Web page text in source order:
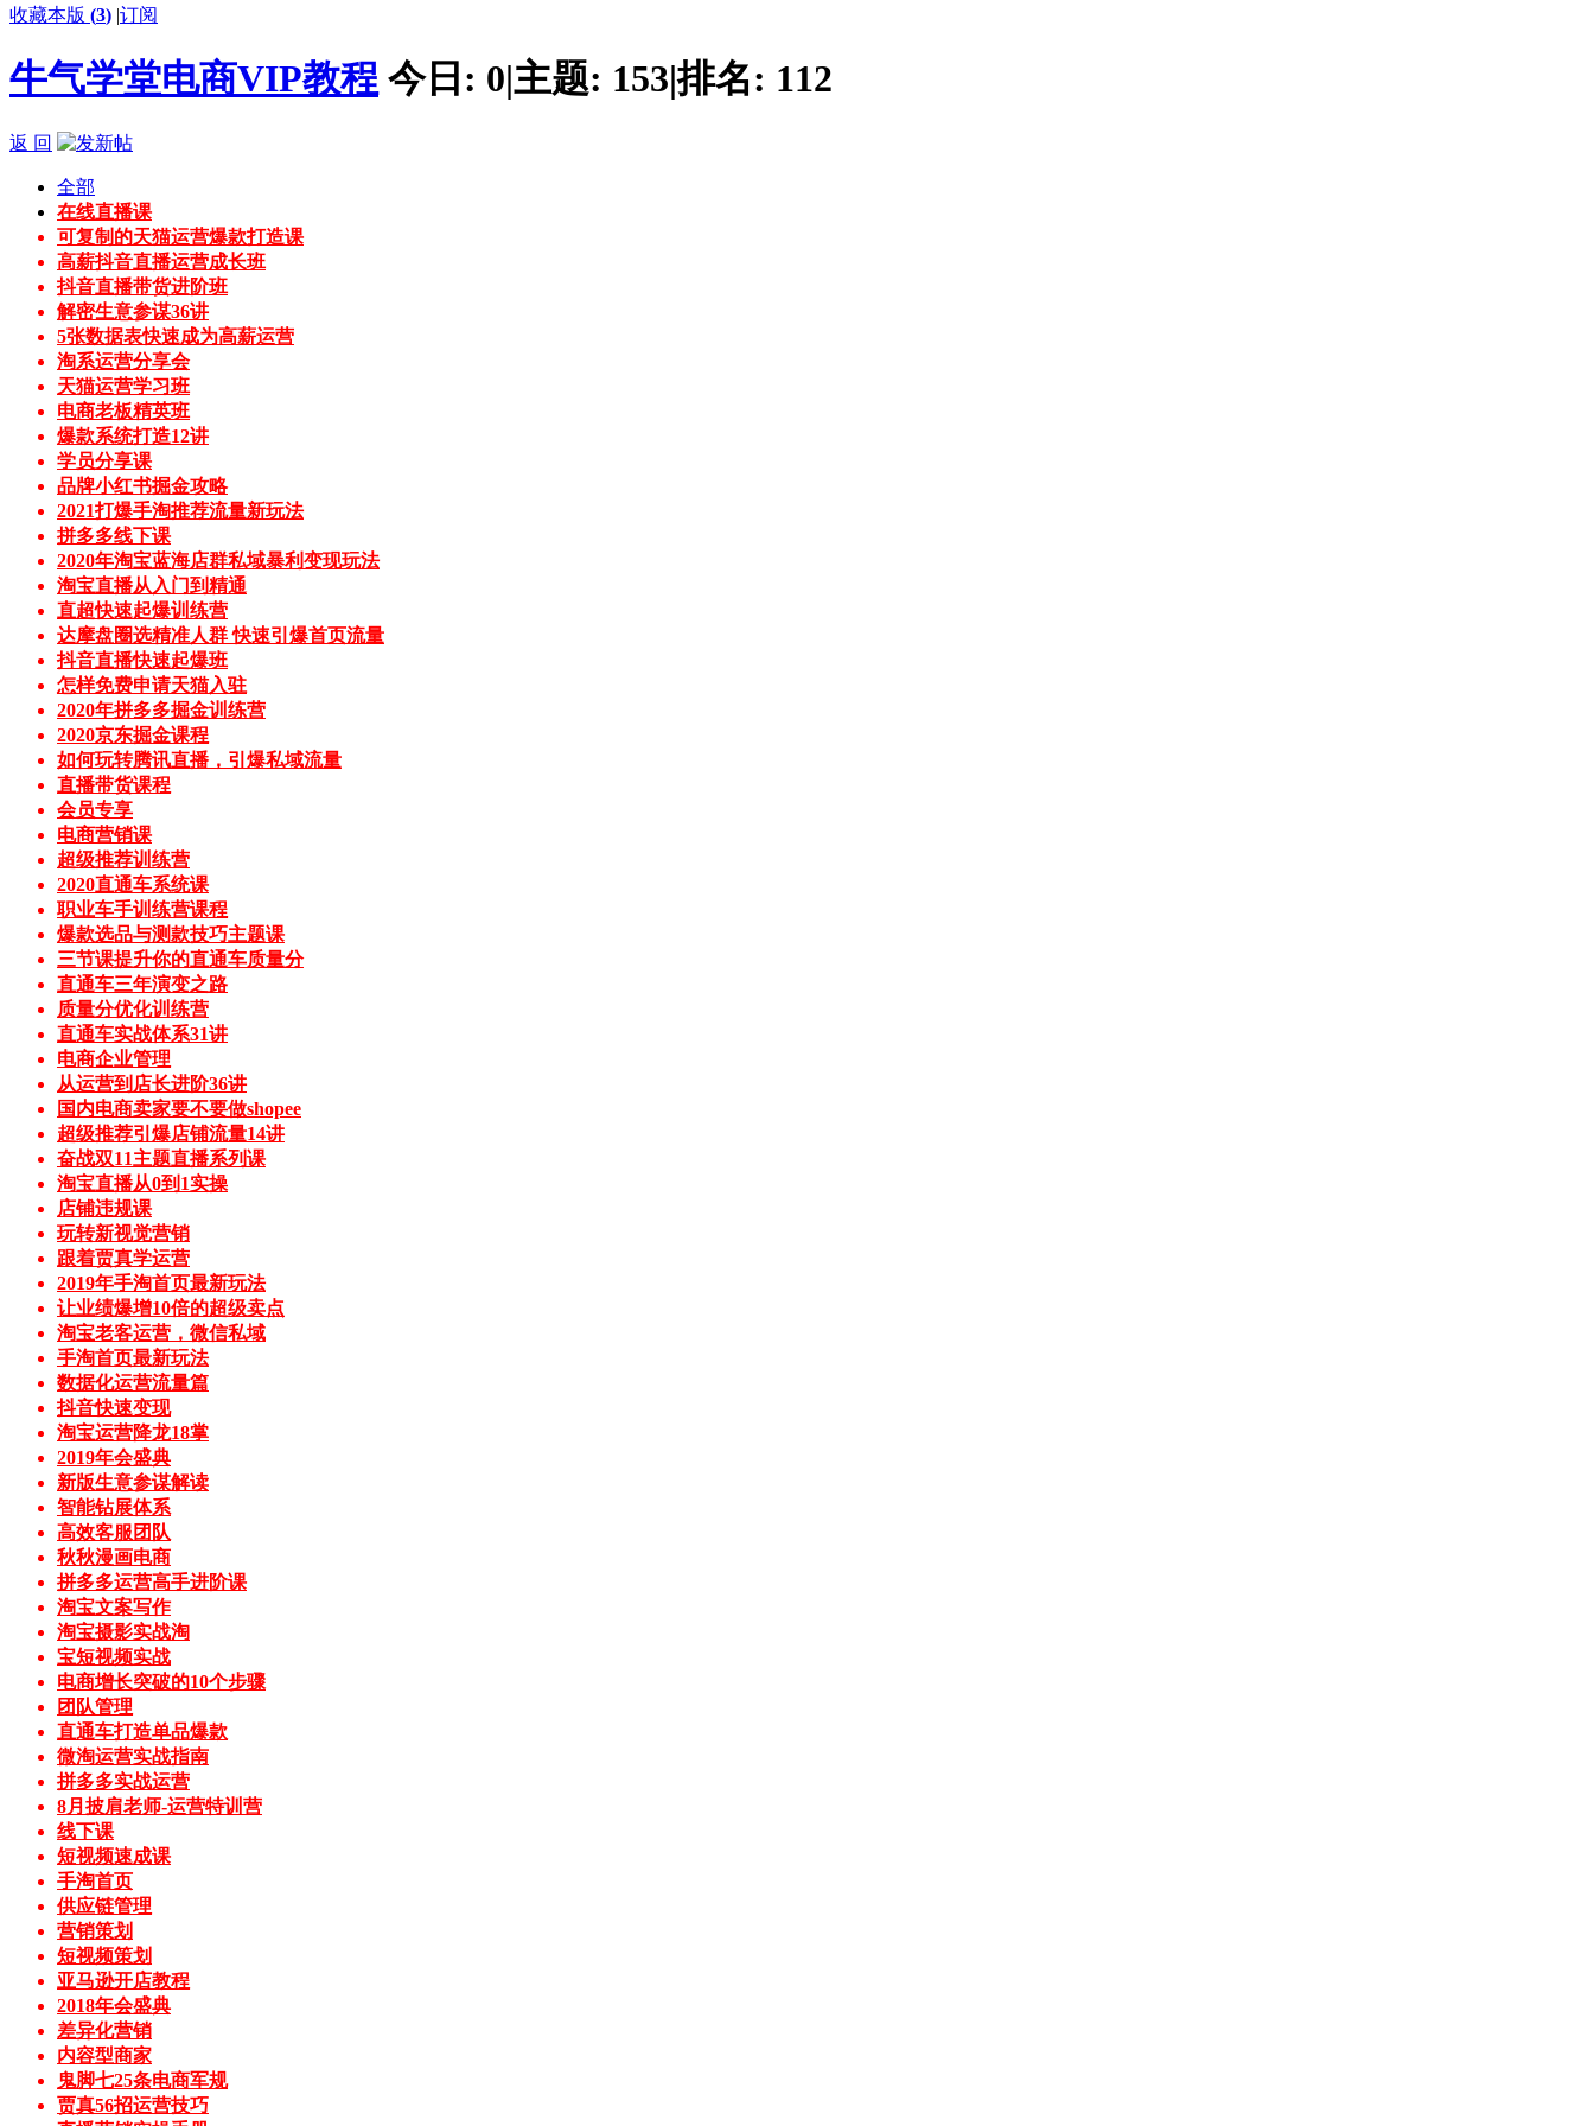
收藏本版 (3) |订阅
牛气学堂电商VIP教程 今日: 0|主题: 153|排名: 112
返 回
全部
在线直播课
可复制的天猫运营爆款打造课
高薪抖音直播运营成长班
抖音直播带货进阶班
解密生意参谋36讲
5张数据表快速成为高薪运营
淘系运营分享会
天猫运营学习班
电商老板精英班
爆款系统打造12讲
学员分享课
品牌小红书掘金攻略
2021打爆手淘推荐流量新玩法
拼多多线下课
2020年淘宝蓝海店群私域暴利变现玩法
淘宝直播从入门到精通
直超快速起爆训练营
达摩盘圈选精准人群 快速引爆首页流量
抖音直播快速起爆班
怎样免费申请天猫入驻
2020年拼多多掘金训练营
2020京东掘金课程
如何玩转腾讯直播，引爆私域流量
直播带货课程
会员专享
电商营销课
超级推荐训练营
2020直通车系统课
职业车手训练营课程
爆款选品与测款技巧主题课
三节课提升你的直通车质量分
直通车三年演变之路
质量分优化训练营
直通车实战体系31讲
电商企业管理
从运营到店长进阶36讲
国内电商卖家要不要做shopee
超级推荐引爆店铺流量14讲
奋战双11主题直播系列课
淘宝直播从0到1实操
店铺违规课
玩转新视觉营销
跟着贾真学运营
2019年手淘首页最新玩法
让业绩爆增10倍的超级卖点
淘宝老客运营，微信私域
手淘首页最新玩法
数据化运营流量篇
抖音快速变现
淘宝运营降龙18掌
2019年会盛典
新版生意参谋解读
智能钻展体系
高效客服团队
秋秋漫画电商
拼多多运营高手进阶课
淘宝文案写作
淘宝摄影实战淘
宝短视频实战
电商增长突破的10个步骤
团队管理
直通车打造单品爆款
微淘运营实战指南
拼多多实战运营
8月披肩老师-运营特训营
线下课
短视频速成课
手淘首页
供应链管理
营销策划
短视频策划
亚马逊开店教程
2018年会盛典
差异化营销
内容型商家
鬼脚七25条电商军规
贾真56招运营技巧